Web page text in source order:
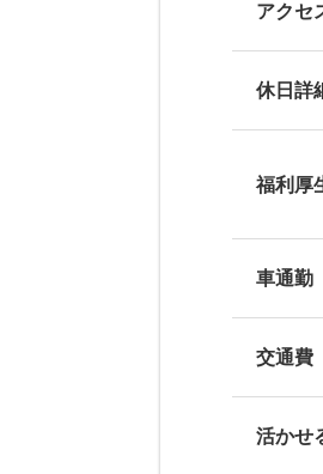
アクセ
休日詳
福利厚
車通勤
交通費
活かせ